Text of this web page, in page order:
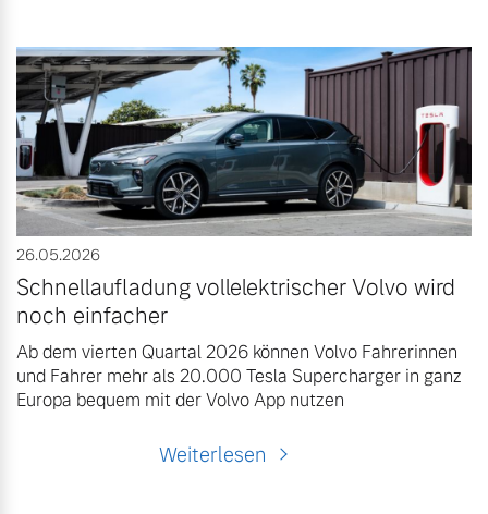
26.05.2026
Schnellaufladung vollelektrischer Volvo wird
noch einfacher
Ab dem vierten Quartal 2026 können Volvo Fahrerinnen
und Fahrer mehr als 20.000 Tesla Supercharger in ganz
Europa bequem mit der Volvo App nutzen
Weiterlesen